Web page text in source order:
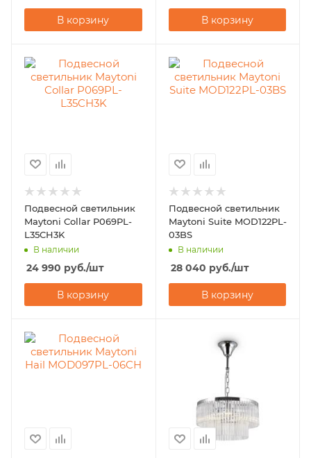
В корзину В корзину
Подвесной светильник
Maytoni Collar P069PL-
L35CH3K
В наличии
24 990 руб./шт
В корзину
Подвесной светильник
Maytoni Suite MOD122PL-
03BS
В наличии
28 040 руб./шт
В корзину